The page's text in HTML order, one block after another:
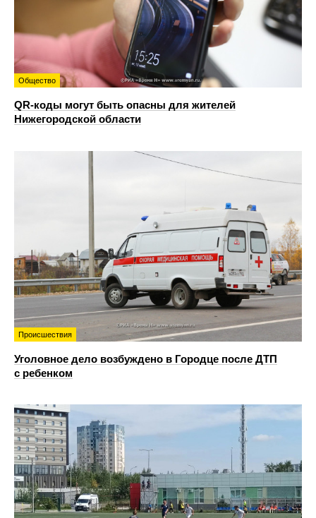
Общество
QR-коды могут быть опасны для жителей
Нижегородской области
Происшествия
Уголовное дело возбуждено в Городце после ДТП
с ребенком